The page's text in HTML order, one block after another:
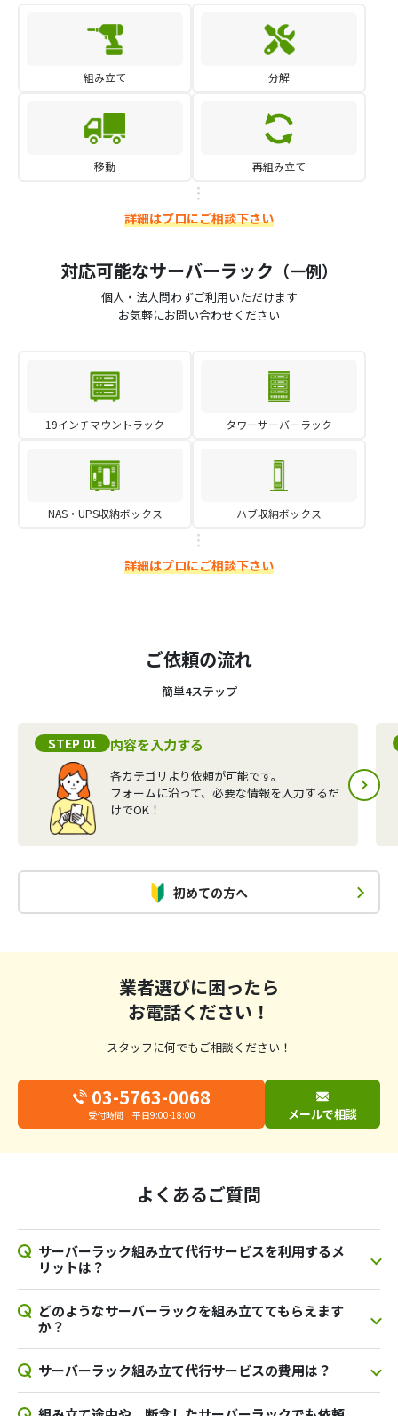
組み立て 分解
移動 再組み立て
詳細はプロにご相談下さい
対応可能なサーバーラック （一例）
個人・法人問わずご利用いただけます
お気軽にお問い合わせください
19インチマウントラック タワーサーバーラック
NAS・UPS収納ボックス ハブ収納ボックス
詳細はプロにご相談下さい
ご依頼の流れ
簡単4ステップ
STEP 01 内容を入力する
各カテゴリより依頼が可能です。
フォームに沿って、必要な情報を入力するだ
けでOK！
初めての方へ
業者選びに困ったら
お電話ください！
スタッフに何でもご相談ください！
03-5763-0068
受付時間 平日9:00-18:00 メールで相談
よくあるご質問
サーバーラック組み立て代行サービスを利用するメ
リットは？
どのようなサーバーラックを組み立ててもらえます
か？
サーバーラック組み立て代行サービスの費用は？